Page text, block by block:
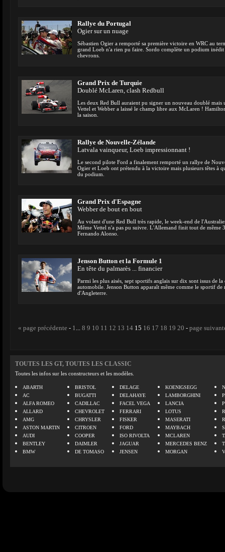
Rallye du Portugal
Ogier sur un nuage
Sébastien Ogier a remporté sa première victoire en WRC au
grand Loeb n'a rien pu faire. Sordo complète un podium
chevrons.
Grand Prix de Turquie
Doublé McLaren, clash Redbull
Les deux Red Bull auraient pu signer un nouveau doublé mais
Vettel et Webber a laissé le champ libre aux McLaren !
la saison.
Rallye de Nouvelle-Zélande
Latvala vainqueur, Loeb impressionnant !
Le second pilote Ford a finalement remporté un rallye de
Ogier et Loeb ont prétendu à la victoire mais plusieurs têtes à
du podium.
Grand Prix d'Espagne
Webber de bout en bout
Au volant d'une Red Bull très rapide, le week-end de
Même Vettel n'a pas pu suivre. L'Allemand finit tout de même
Fernando Alonso.
Jenson Button et la Formule 1
En tête du palmarès ... financier
Parmi les plus aisés, sept sportifs anglais sur dix sont issus de
automobile. Jenson Button apparaît même comme le sportif de
d'Angleterre.
« page précédente - 1... 8 9 10 11 12 13 14 15 16 17 18 19 20 - page
TOUTES LES GT, TOUTES LES CLASSIC
Toutes les infos sur les constructeurs et les modèles.
ABARTH
AC
ALFA ROMEO
ALLARD
AMG
ASTON MARTIN
AUDI
BENTLEY
BMW
BRISTOL
BUGATTI
CADILLAC
CHEVROLET
CHRYSLER
CITROEN
COOPER
DAIMLER
DE TOMASO
DELAGE
DELAHAYE
FACEL VEGA
FERRARI
FISKER
FORD
ISO RIVOLTA
JAGUAR
JENSEN
KOENIGSEGG
LAMBORGHINI
LANCIA
LOTUS
MASERATI
MAYBACH
MCLAREN
MERCEDES BENZ
MORGAN